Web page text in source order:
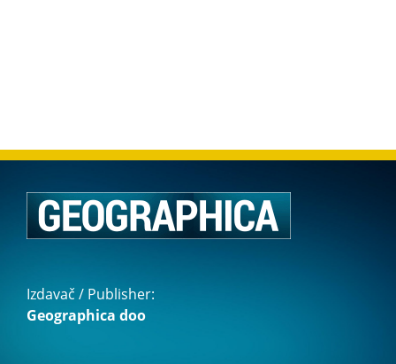
Izdavač / Publisher:
Geographica doo